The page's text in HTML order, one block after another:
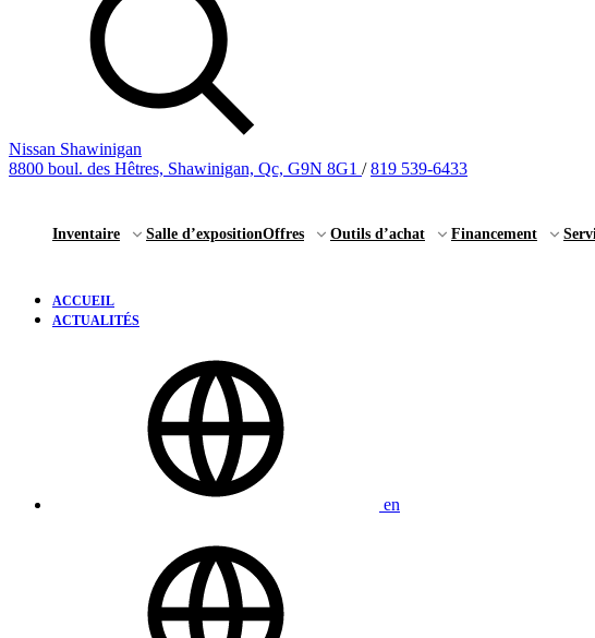
Nissan Shawinigan
8800 boul. des Hêtres, Shawinigan, Qc, G9N 8G1 / 819 539-6433
Inventaire Salle d’expositionOffres Outils d’achat Financement
ACCUEIL
ACTUALITÉS
en